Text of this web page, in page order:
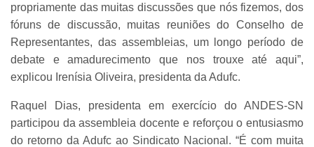
propriamente das muitas discussões que nós fizemos, dos
fóruns de discussão, muitas reuniões do Conselho de
Representantes, das assembleias, um longo período de
debate e amadurecimento que nos trouxe até aqui”,
explicou Irenísia Oliveira, presidenta da Adufc.
Raquel Dias, presidenta em exercício do ANDES-SN
participou da assembleia docente e reforçou o entusiasmo
do retorno da Adufc ao Sindicato Nacional. “É com muita